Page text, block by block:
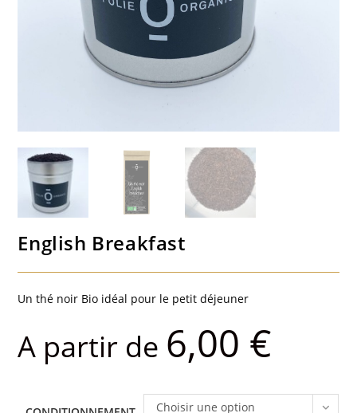
English Breakfast
Un thé noir Bio idéal pour le petit déjeuner
A partir de 6,00 €
Choisir une option